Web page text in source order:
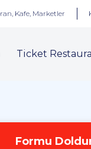
Kafe, Marketler
Ticket
Formu